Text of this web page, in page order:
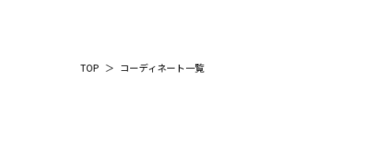
TOP ＞ コーディネート一覧